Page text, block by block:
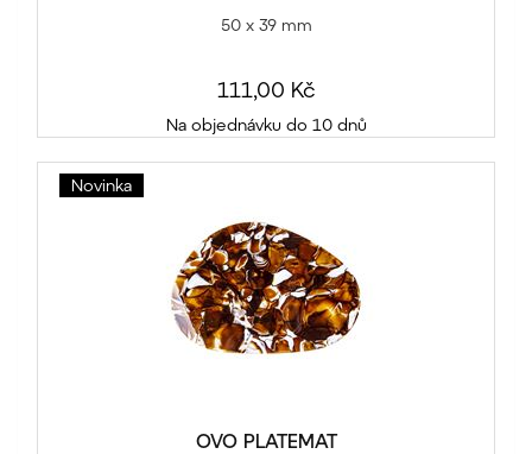
50 x 39 mm
111,00 Kč
Na objednávku do 10 dnů
Novinka
OVO PLATEMAT